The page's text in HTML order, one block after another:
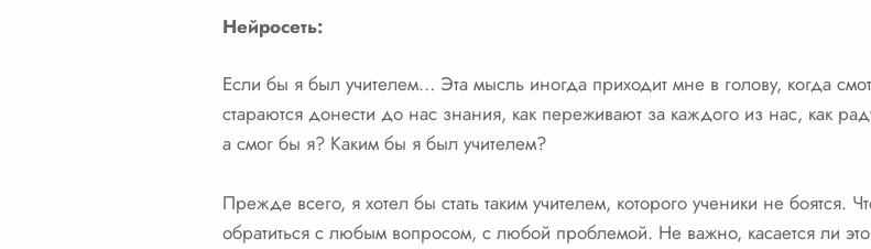
Нейросеть:
Если бы я был учителем… Эта мысль иногда приходит мне в голову, когда
стараются донести до нас знания, как переживают за каждого из нас, как
а смог бы я? Каким бы я был учителем?
Прежде всего, я хотел бы стать таким учителем, которого ученики не боятся.
обратиться с любым вопросом, с любой проблемой. Не важно, касается ли